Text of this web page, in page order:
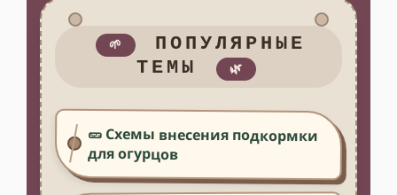
🌱
ПОПУЛЯРНЫЕ
ТЕМЫ
🌿
🥒 Схемы внесения подкормки
для огурцов